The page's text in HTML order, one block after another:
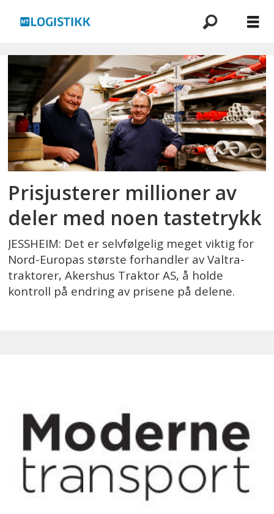
Emne:
akershus
traktor
Prisjusterer millioner av
deler med noen tastetrykk
JESSHEIM: Det er selvfølgelig meget viktig for
Nord-Europas største forhandler av Valtra-
traktorer, Akershus Traktor AS, å holde
kontroll på endring av prisene på delene.